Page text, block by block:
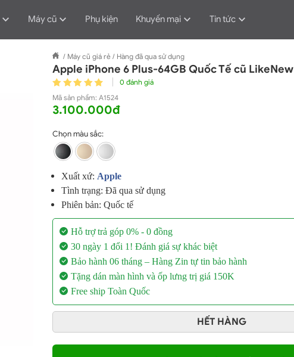
Máy cũ Phụ kiện Khuyến mại Tin tức
/ Máy cũ giá rẻ / Hàng đã qua sử dụng
Apple iPhone 6 Plus-64GB Quốc Tế cũ LikeNew
0 đánh giá
Mã sản phẩm: A1524
3.100.000đ
Chọn màu sắc:
Xuất xứ: Apple
Tình trạng: Đã qua sử dụng
Phiên bản: Quốc tế
Hỗ trợ trả góp 0% - 0 đồng
30 ngày 1 đổi 1! Đánh giá sự khác biệt
Bảo hành 06 tháng – Hàng Zin tự tin bảo hành
Tặng dán màn hình và ốp lưng trị giá 150K
Free ship Toàn Quốc
HẾT HÀNG